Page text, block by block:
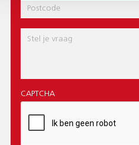
Postcode
Bericht
CAPTCHA